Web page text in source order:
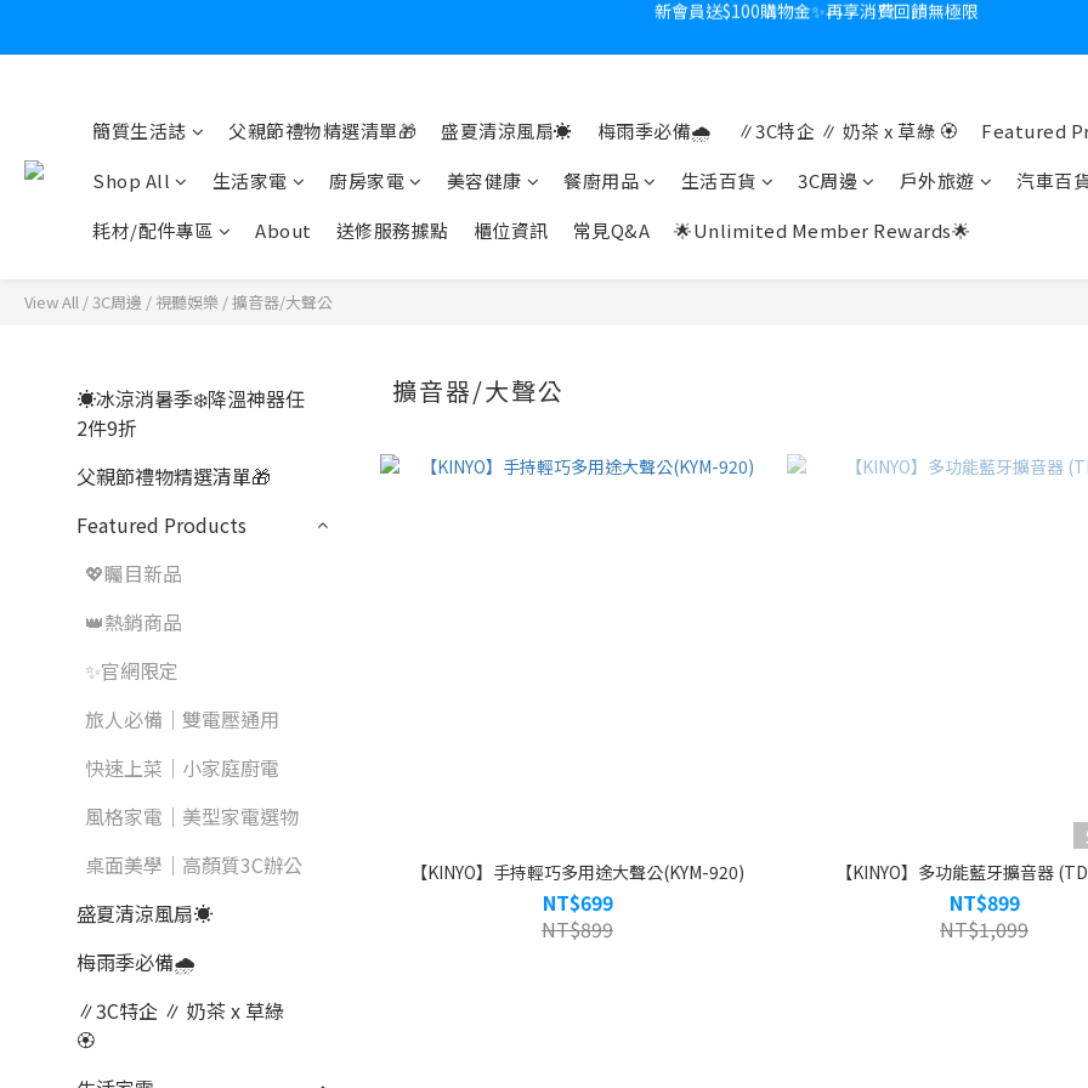
新會員送$100購物金✨再享消費回饋無極限
爸氣有禮賞🎁全館任2件9折✨刮鬍刀、按摩家電、電動牙刷、藍芽耳機🎀給爸爸一個
新會員送$100購物金✨再享消費回饋無極限
簡質生活誌 父親節禮物精選清單🎁 盛夏清涼風扇☀️ 梅雨季必備🌧️ ∥3C特企 ∥ 奶茶 x 草綠 🏵
Featured
Shop All
生活家電 廚房家電 美容健康 餐廚用品 生活百貨 3C周邊 戶外旅遊
汽車百
耗材/配件專區
About 送修服務據點 櫃位資訊 常見Q&A 🌟Unlimited Member Rewards🌟
View All /3C周邊 /視聽娛樂 /擴音器/大聲公
☀️冰涼消暑季❄️降溫神器任
2件9折
父親節禮物精選清單🎁
Featured Products
💖矚目新品
👑熱銷商品
✨官網限定
旅人必備｜雙電壓通用
快速上菜｜小家庭廚電
風格家電｜美型家電選物
桌面美學｜高顏質3C辦公
盛夏清涼風扇☀️
梅雨季必備🌧️
∥3C特企 ∥ 奶茶 x 草綠
🏵
擴音器/大聲公
【KINYO】手持輕巧多用途大聲公(KYM-920)
NT$699
NT$899
【KINYO】多功能藍牙擴音器
NT$899
NT$1,099